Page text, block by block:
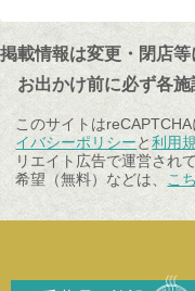
掲載情報は変更・閉店等
お出かけ前に必ず各施
このサイトは
イバシーポリシーと利用
リエイト広告で運営され
希望（無料）などは、 こ